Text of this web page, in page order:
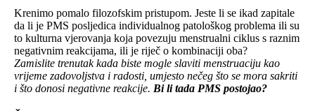
Krenimo pomalo filozofskim pristupom. Jeste li se ikad zapitale
da li je PMS posljedica individualnog patološkog problema ili su
to kulturna vjerovanja koja povezuju menstrualni ciklus s raznim
negativnim reakcijama, ili je riječ o kombinaciji oba?
Zamislite trenutak kada biste mogle slaviti menstruaciju kao
vrijeme zadovoljstva i radosti, umjesto nečeg što se mora sakriti
i što donosi negativne reakcije. Bi li tada PMS postojao?